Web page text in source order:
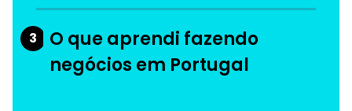
3
O que aprendi fazendo
negócios em Portugal